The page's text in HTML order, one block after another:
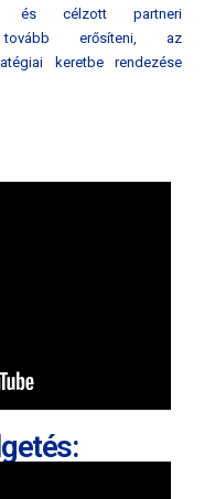
és célzott partneri
tovább erősíteni, az
keretbe rendezése